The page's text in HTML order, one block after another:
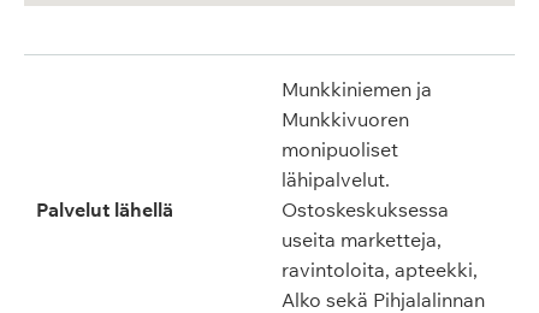
Palvelut lähellä
Munkkiniemen ja
Munkkivuoren
monipuoliset
lähipalvelut.
Ostoskeskuksessa
useita marketteja,
ravintoloita, apteekki,
Alko sekä Pihjalalinnan